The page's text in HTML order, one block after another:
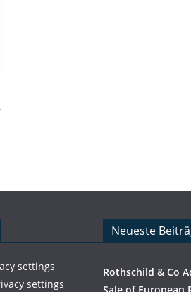
settings
settings
Neueste
Rothschild & Co